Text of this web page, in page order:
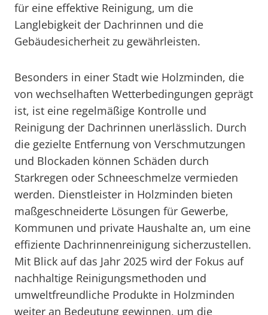
für eine effektive Reinigung, um die
Langlebigkeit der Dachrinnen und die
Gebäudesicherheit zu gewährleisten.
Besonders in einer Stadt wie Holzminden, die
von wechselhaften Wetterbedingungen geprägt
ist, ist eine regelmäßige Kontrolle und
Reinigung der Dachrinnen unerlässlich. Durch
die gezielte Entfernung von Verschmutzungen
und Blockaden können Schäden durch
Starkregen oder Schneeschmelze vermieden
werden. Dienstleister in Holzminden bieten
maßgeschneiderte Lösungen für Gewerbe,
Kommunen und private Haushalte an, um eine
effiziente Dachrinnenreinigung sicherzustellen.
Mit Blick auf das Jahr 2025 wird der Fokus auf
nachhaltige Reinigungsmethoden und
umweltfreundliche Produkte in Holzminden
weiter an Bedeutung gewinnen, um die